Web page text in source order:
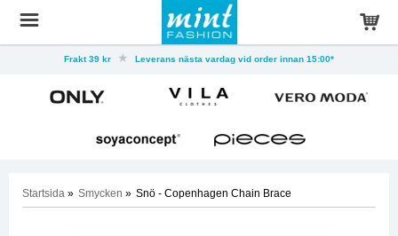
Frakt 39 kr Leverans nästa vardag vid order innan 15:00*
Startsida » Smycken » Snö - Copenhagen Chain Brace